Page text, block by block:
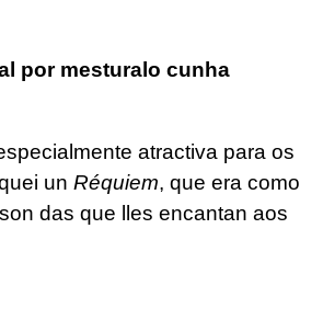
por mesturalo cunha
atractiva para os
un Réquiem, que era como
das que lles encantan aos